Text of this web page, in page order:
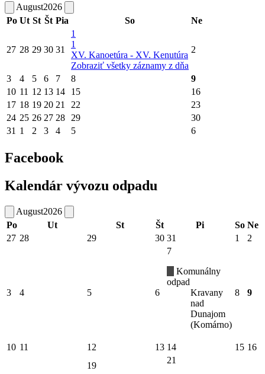
August2026
Po Ut St Št Pia So Ne
27 28 29 30 31
1
1
XV. Kanoetúra - XV. Kenutúra
Zobraziť všetky záznamy z dňa
2
3 4 5 6 7 8
9
10 11 12 13 14 15
16
17 18 19 20 21 22
23
24 25 26 27 28 29
30
31 1 2 3 4 5 6
Facebook
Kalendár vývozu odpadu
August2026
Po
Ut St Št Pi So Ne
27 28 29 30 31 1 2
3 4 5 6
7
Komunálny
odpad
Kravany
nad
Dunajom
(Komárno)
8 9
10 11 12 13 14 15 16
19
21